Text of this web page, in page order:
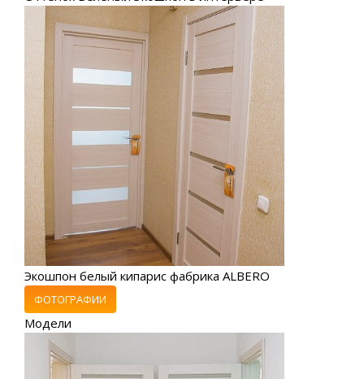
Экошпон белый кипарис фабрика ALBERO
ФОТОГРАФИИ
Модели